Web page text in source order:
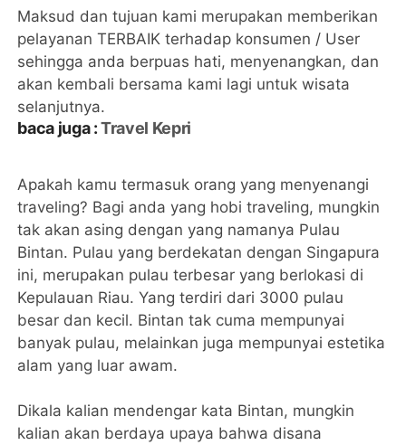
Maksud dan tujuan kami merupakan memberikan
pelayanan TERBAIK terhadap konsumen / User
sehingga anda berpuas hati, menyenangkan, dan
akan kembali bersama kami lagi untuk wisata
selanjutnya.
baca juga :Travel Kepri
Apakah kamu termasuk orang yang menyenangi
traveling? Bagi anda yang hobi traveling, mungkin
tak akan asing dengan yang namanya Pulau
Bintan. Pulau yang berdekatan dengan Singapura
ini, merupakan pulau terbesar yang berlokasi di
Kepulauan Riau. Yang terdiri dari 3000 pulau
besar dan kecil. Bintan tak cuma mempunyai
banyak pulau, melainkan juga mempunyai estetika
alam yang luar awam.
Dikala kalian mendengar kata Bintan, mungkin
kalian akan berdaya upaya bahwa disana